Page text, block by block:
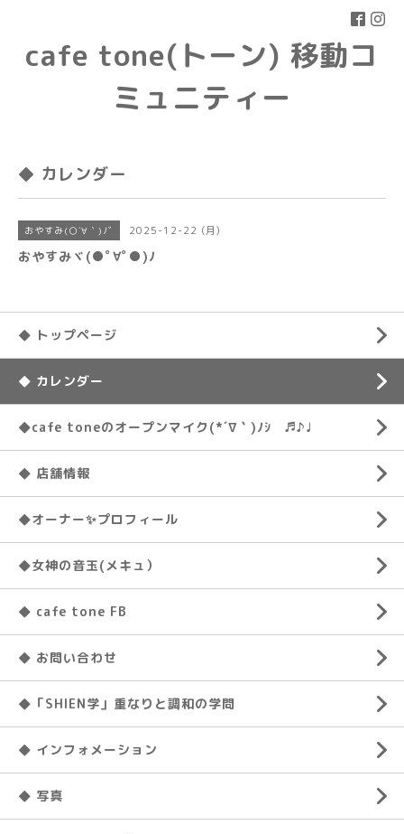
cafe tone(トーン) 移動コ
ミュニティー
◆ カレンダー
おやすみ(○´∀｀)ﾉﾞ 2025-12-22 (月)
おやすみヾ(●ﾟ∀ﾟ●)ﾉ
◆ トップページ
◆ カレンダー
◆cafe toneのオープンマイク(*´∇｀)ﾉｼ ♬♪♩
◆ 店舗情報
◆オーナー✨プロフィール
◆女神の音玉(メキュ）
◆ cafe tone FB
◆ お問い合わせ
◆「SHIEN学」重なりと調和の学問
◆ インフォメーション
◆ 写真